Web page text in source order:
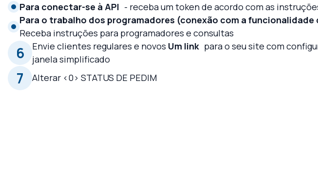
Para conectar-se à API - receba um token de acordo com as
Para o trabalho dos programadores (conexão com a funcionalidade
Receba instruções para programadores e consultas
6 Envie clientes regulares e novos Um link para o seu site com
janela simplificado
7 Alterar <0> STATUS DE PEDIM